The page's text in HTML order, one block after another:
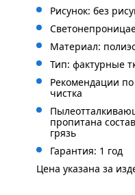
Рисунок: без
Материал:
Тип: фактурные
Рекомендации по
чистка
пропитана
грязь
Гарантия: 1 год
Цена указана за